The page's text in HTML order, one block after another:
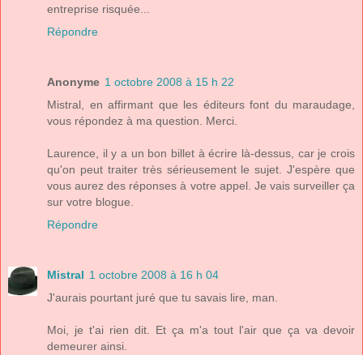
entreprise risquée...
Répondre
Anonyme 1 octobre 2008 à 15 h 22
Mistral, en affirmant que les éditeurs font du maraudage,
vous répondez à ma question. Merci.
Laurence, il y a un bon billet à écrire là-dessus, car je crois
qu'on peut traiter très sérieusement le sujet. J'espère que
vous aurez des réponses à votre appel. Je vais surveiller ça
sur votre blogue.
Répondre
Mistral 1 octobre 2008 à 16 h 04
J'aurais pourtant juré que tu savais lire, man.
Moi, je t'ai rien dit. Et ça m'a tout l'air que ça va devoir
demeurer ainsi.